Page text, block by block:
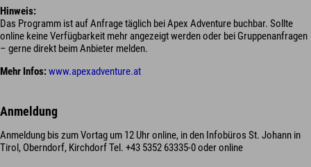
Hinweis:
Das Programm ist auf Anfrage täglich bei Apex Adventure buchbar. Sollte
online keine Verfügbarkeit mehr angezeigt werden oder bei Gruppenanfragen
– gerne direkt beim Anbieter melden.
Mehr Infos:www.apexadventure.at
Anmeldung
Anmeldung bis zum Vortag um 12 Uhr online, in den Infobüros St. Johann in
Tirol, Oberndorf, Kirchdorf Tel. +43 5352 63335-0 oder online